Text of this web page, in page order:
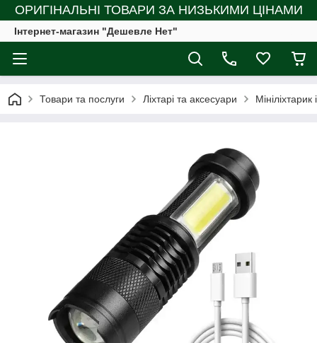
ОРИГІНАЛЬНІ ТОВАРИ ЗА НИЗЬКИМИ ЦІНАМИ
Інтернет-магазин "Дешевле Нет"
Товари та послуги Ліхтарі та аксесуари